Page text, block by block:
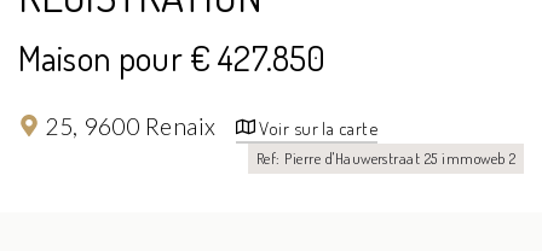
Maison pour € 427.850
25, 9600 Renaix Voir sur la carte
Ref: Pierre d'Hauwerstraat 25 immoweb 2